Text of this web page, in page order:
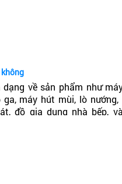
dạng về sản phẩm như
máy hút mùi, lò nướng,
đồ gia dụng nhà bếp,
từ Canzy. Vậy Bếp từ